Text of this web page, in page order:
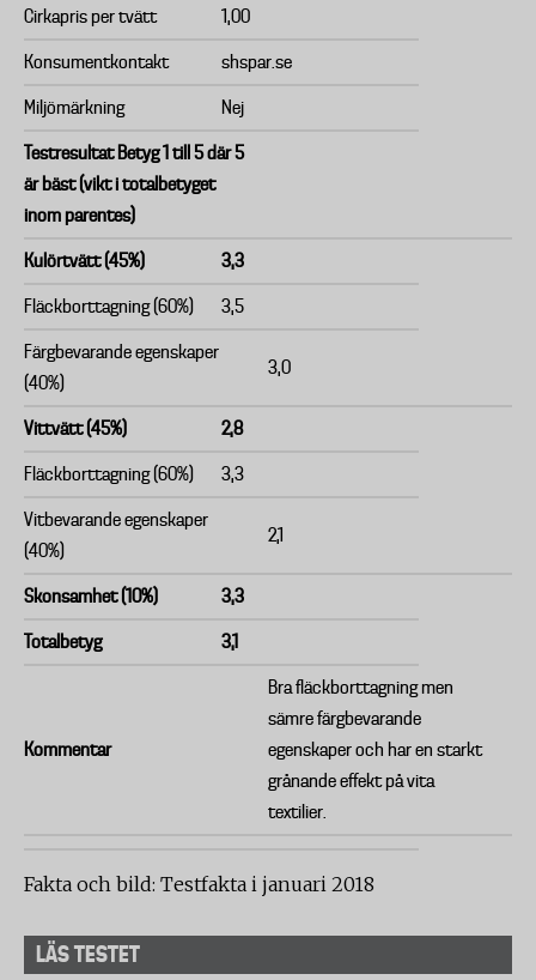
Cirkapris per tvätt 1,00
Konsumentkontakt shspar.se
Miljömärkning Nej
Testresultat Betyg 1 till 5 där 5
är bäst (vikt i totalbetyget
inom parentes)
Kulörtvätt (45%) 3,3
Fläckborttagning (60%) 3,5
Färgbevarande egenskaper
(40%)
3,0
Vittvätt (45%) 2,8
Fläckborttagning (60%) 3,3
Vitbevarande egenskaper
(40%)
2,1
Skonsamhet (10%) 3,3
Totalbetyg 3,1
Kommentar
Bra fläckborttagning men
sämre färgbevarande
egenskaper och har en starkt
grånande effekt på vita
textilier.
Fakta och bild: Testfakta i januari 2018
LÄS TESTET